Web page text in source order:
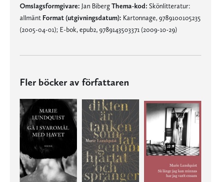
Omslagsformgivare: Jan BibergThema-kod: Skönlitteratur:
allmänt Format (utgivningsdatum): Kartonnage, 9789100105235
(2005-04-01); E-bok, epub2, 9789143503371 (2009-10-29)
Fler böcker av författaren